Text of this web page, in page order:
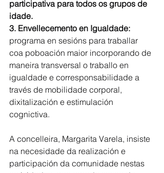
participativa para todos os grupos de
idade.
3. Envellecemento en Igualdade:
programa en sesións para traballar
coa poboación maior incorporando de
maneira transversal o traballo en
igualdade e corresponsabilidade a
través de mobilidade corporal,
dixitalización e estimulación
cognictiva.
A concelleira, Margarita Varela, insiste
na necesidade da realización e
participación da comunidade nestas